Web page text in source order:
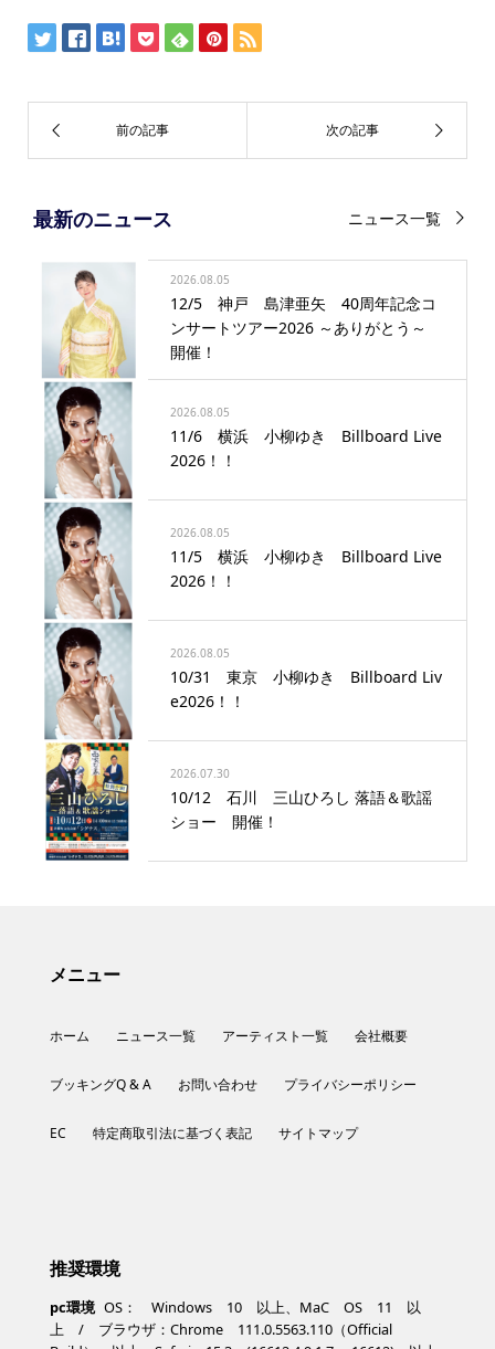
最新のニュース ニュース一覧
2026.08.05
12/5 神戸 島津亜矢 40周年記念コ
ンサートツアー2026 ～ありがとう～
開催！
2026.08.05
11/6 横浜 小柳ゆき Billboard Live
2026！！
2026.08.05
11/5 横浜 小柳ゆき Billboard Live
2026！！
2026.08.05
10/31 東京 小柳ゆき Billboard Liv
e2026！！
2026.07.30
10/12 石川 三山ひろし 落語＆歌謡
ショー 開催！
メニュー
ホーム ニュース一覧 アーティスト一覧 会社概要
ブッキングQ & A お問い合わせ プライバシーポリシー
EC 特定商取引法に基づく表記 サイトマップ
推奨環境
pc環境 OS： Windows 10 以上、MaC OS 11 以
上 / ブラウザ：Chrome 111.0.5563.110（Official